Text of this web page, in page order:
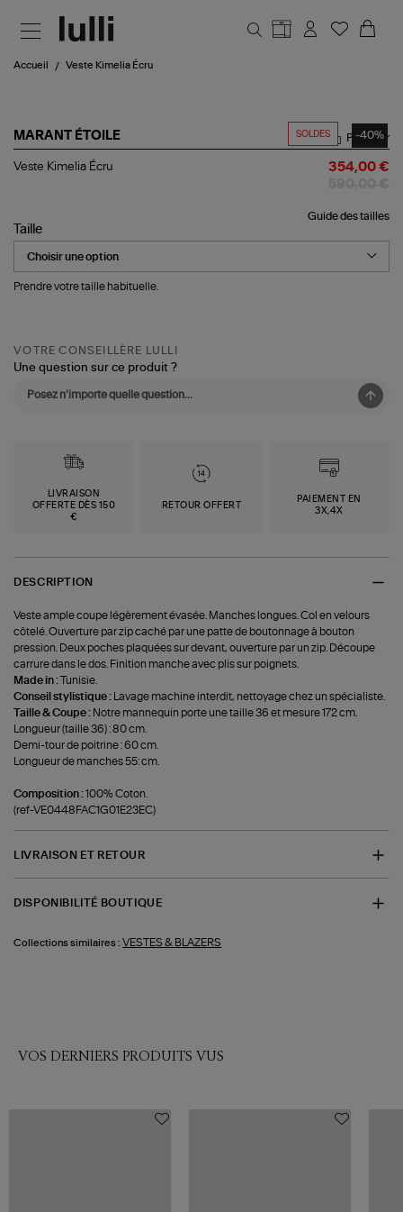
Accueil Veste Kimelia Écru
SOLDES -40%
MARANT ÉTOILE
Veste
Partager
Veste Kimelia Écru 354,00 €
Guide des tailles
Taille
Prendre votre taille habituelle.
VOTRE CONSEILLÈRE LULLI
Une question sur ce produit ?
LIVRAISON
OFFERTE DÈS 150
€
RETOUR OFFERT
PAIEMENT EN
3X,4X
DESCRIPTION
Veste ample coupe légèrement évasée. Manches longues. Col en velours
côtelé. Ouverture par zip caché par une patte de boutonnage à bouton
pression. Deux poches plaquées sur devant, ouverture par un zip. Découpe
carrure dans le dos. Finition manche avec plis sur poignets.
Made in :Tunisie.
Conseil stylistique :
Lavage machine interdit, nettoyage chez un spécialiste.
Taille & Coupe : Notre mannequin porte une taille 36 et mesure 172 cm.
Longueur (taille 36) : 80 cm.
Demi-tour de poitrine : 60 cm.
Longueur de manches 55: cm.
Composition :100% Coton.
(ref-VE0448FAC1G01E23EC)
LIVRAISON ET RETOUR
DISPONIBILITÉ BOUTIQUE
Collections similaires : VESTES & BLAZERS
VOS DERNIERS PRODUITS VUS